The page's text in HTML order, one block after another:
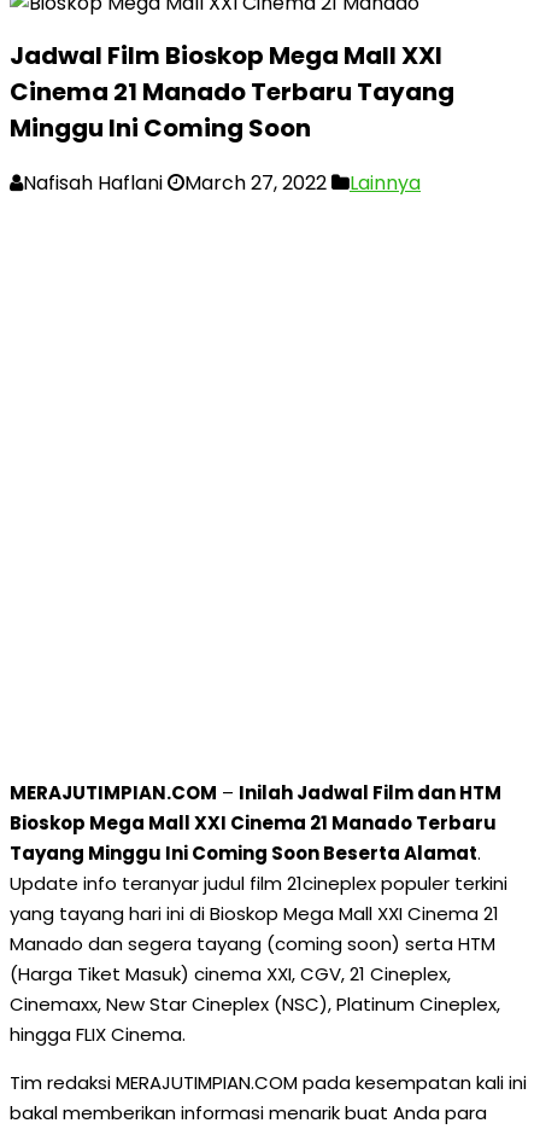
Jadwal Film Bioskop Mega Mall XXI
Cinema 21 Manado Terbaru Tayang
Minggu Ini Coming Soon
Nafisah Haflani March 27, 2022 Lainnya
MERAJUTIMPIAN.COM – Inilah Jadwal Film dan HTM
Bioskop Mega Mall XXI Cinema 21 Manado Terbaru
Tayang Minggu Ini Coming Soon Beserta Alamat.
Update info teranyar judul film 21cineplex populer terkini
yang tayang hari ini di Bioskop Mega Mall XXI Cinema 21
Manado dan segera tayang (coming soon) serta HTM
(Harga Tiket Masuk) cinema XXI, CGV, 21 Cineplex,
Cinemaxx, New Star Cineplex (NSC), Platinum Cineplex,
hingga FLIX Cinema.
Tim redaksi MERAJUTIMPIAN.COM pada kesempatan kali ini
bakal memberikan informasi menarik buat Anda para